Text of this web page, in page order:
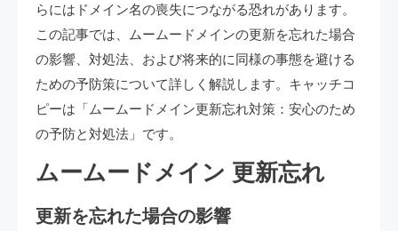
らにはドメイン名の喪失につながる恐れがあります。
この記事では、ムームードメインの更新を忘れた場合
の影響、対処法、および将来的に同様の事態を避ける
ための予防策について詳しく解説します。キャッチコ
ピーは「ムームードメイン更新忘れ対策：安心のため
の予防と対処法」です。
ムームードメイン 更新忘れ
更新を忘れた場合の影響